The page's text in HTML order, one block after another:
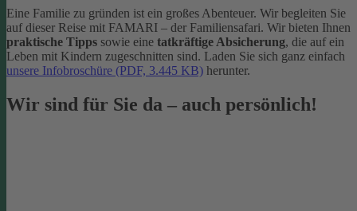
Eine Familie zu gründen ist ein großes Abenteuer. Wir begleiten Sie
auf dieser Reise mit FAMARI – der Familiensafari. Wir bieten Ihnen
praktische Tipps sowie eine tatkräftige Absicherung, die auf ein
Leben mit Kindern zugeschnitten sind. Laden Sie sich ganz einfach
unsere Infobroschüre (PDF, 3.445 KB) herunter.
Wir sind für Sie da – auch persönlich!